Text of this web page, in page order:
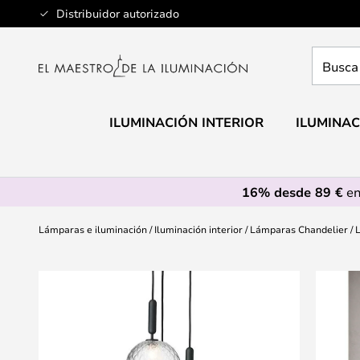
Distribuidor autorizado
Ir
al
aquí
ILUMINACIÓN INTERIOR
16% desde 89 €
Lámparas e iluminación Iluminación interior Lámparas Chandelier